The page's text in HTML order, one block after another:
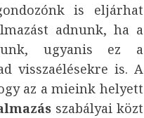
is eljárhat
adnunk, ha a
ugyanis ez a
visszaélésekre is. A
az a mieink helyett
szabályai közt